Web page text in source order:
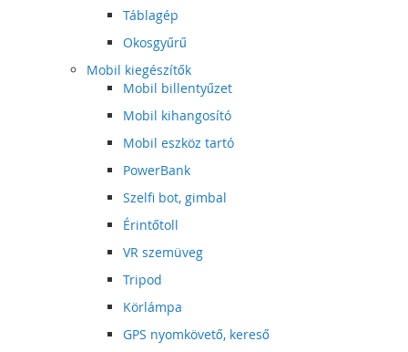
Táblagép
Okosgyűrű
Mobil kiegészítők
Mobil billentyűzet
Mobil kihangosító
Mobil eszköz tartó
PowerBank
Szelfi bot, gimbal
Érintőtoll
VR szemüveg
Tripod
Körlámpa
GPS nyomkövető, kereső